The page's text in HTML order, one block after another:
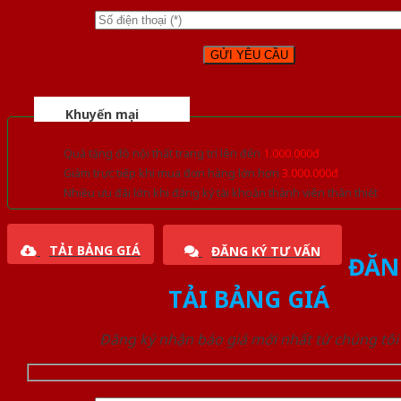
Khuyến mại
Quà tặng đồ nội thất trang trí lên đến 1.000.000đ
Giảm trực tiếp khi mua đơn hàng lớn hơn 3.000.000đ
Nhiều ưu đãi lớn khi đăng ký tài khoản thành viên thân thiết
TẢI BẢNG GIÁ ĐĂNG KÝ TƯ VẤN
TẢI BẢNG GIÁ
Đăng ký nhận báo giá mới nhất từ chúng tôi